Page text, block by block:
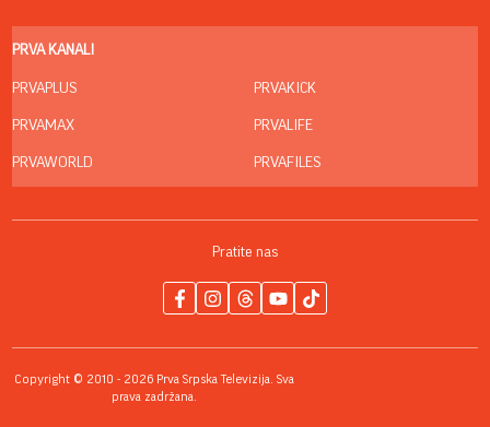
PRVA KANALI
PRVAPLUS
PRVAMAX
PRVAWORLD
PRVAKICK
PRVALIFE
PRVAFILES
Pratite nas
Copyright © 2010 - 2026 Prva Srpska Televizija. Sva
prava zadržana.